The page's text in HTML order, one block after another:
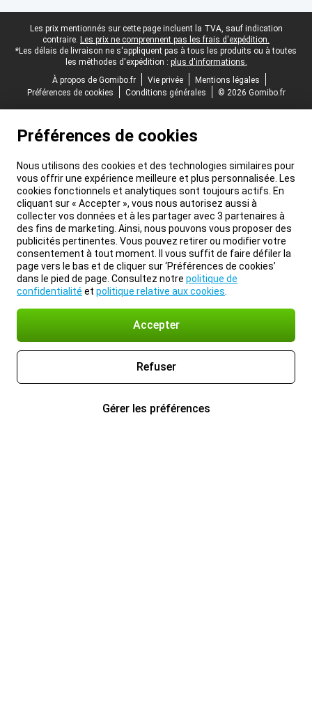
Pied-de-page légal
Les prix mentionnés sur cette page incluent la TVA, sauf indication
contraire. Les prix ne comprennent pas les frais d'expédition.
*Les délais de livraison ne s'appliquent pas à tous les produits ou à toutes
les méthodes d'expédition : plus d'informations.
À propos de Gomibo.fr
Vie privée
Mentions légales
Préférences de cookies
Conditions générales © 2026 Gomibo.fr
Préférences de cookies
Nous utilisons des cookies et des technologies similaires pour
vous offrir une expérience meilleure et plus personnalisée. Les
cookies fonctionnels et analytiques sont toujours actifs. En
cliquant sur « Accepter », vous nous autorisez aussi à
collecter vos données et à les partager avec 3 partenaires à
des fins de marketing. Ainsi, nous pouvons vous proposer des
publicités pertinentes. Vous pouvez retirer ou modifier votre
consentement à tout moment. Il vous suffit de faire défiler la
page vers le bas et de cliquer sur ‘Préférences de cookies’
dans le pied de page. Consultez notre politique de
confidentialité et politique relative aux cookies
Accepter
Refuser
Gérer les préférences